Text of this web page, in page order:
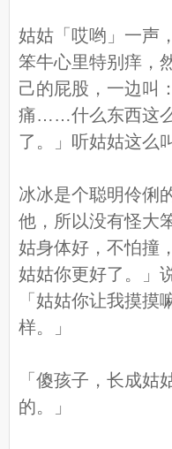
姑姑「哎哟」一声
笨牛心里特别痒，
己的屁股，一边
痛……什么东西这
了。」听姑姑这么
冰冰是个聪明伶俐
他，所以没有怪大
姑身体好，不怕撞
姑姑你更好了。」
「姑姑你让我摸摸
样。」
「傻孩子，长成姑
的。」